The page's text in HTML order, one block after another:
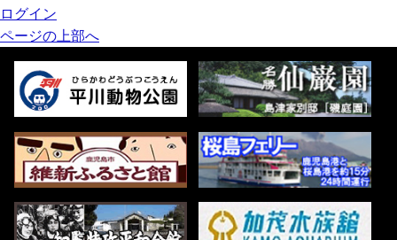
ログイン
ページの上部へ